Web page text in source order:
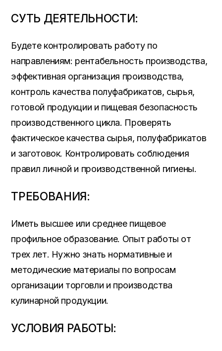
СУТЬ ДЕЯТЕЛЬНОСТИ:
Будете контролировать работу по
направлениям: рентабельность производства,
эффективная организация производства,
контроль качества полуфабрикатов, сырья,
готовой продукции и пищевая безопасность
производственного цикла. Проверять
фактическое качества сырья, полуфабрикатов
и заготовок. Контролировать соблюдения
правил личной и производственной гигиены.
ТРЕБОВАНИЯ:
Иметь высшее или среднее пищевое
профильное образование. Опыт работы от
трех лет. Нужно знать нормативные и
методические материалы по вопросам
организации торговли и производства
кулинарной продукции.
УСЛОВИЯ РАБОТЫ: